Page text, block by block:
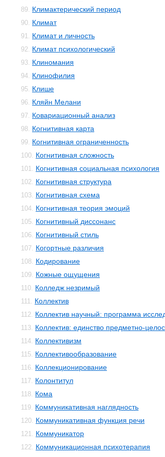
89. Климактерический период
90. Климат
91. Климат и личность
92. Климат психологический
93. Клиномания
94. Клинофилия
95. Клише
96. Кляйн Мелани
97. Ковариационный анализ
98. Когнитивная карта
99. Когнитивная ограниченность
100. Когнитивная сложность
101. Когнитивная социальная психология
102. Когнитивная структура
103. Когнитивная схема
104. Когнитивная теория эмоций
105. Когнитивный диссонанс
106. Когнитивный стиль
107. Когортные различия
108. Кодирование
109. Кожные ощущения
110. Колледж незримый
111. Коллектив
112. Коллектив научный: программа
113. Коллектив: единство предметно-
114. Коллективизм
115. Коллективообразование
116. Коллекционирование
117. Колонтитул
118. Кома
119. Коммуникативная наглядность
120. Коммуникативная функция речи
121. Коммуникатор
122. Коммуникационная психотерапия